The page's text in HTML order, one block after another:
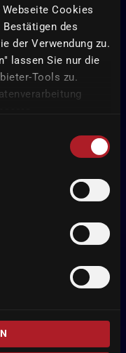
Cookies
des
der Verwendung zu.
lassen Sie nur die
Tools zu.